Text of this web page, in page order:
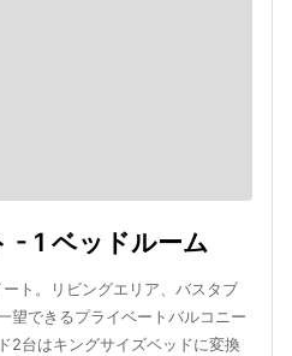
- 1 ベッドルーム
ト。リビングエリア、バスタブ
望できるプライベートバルコニー
2台はキングサイズベッドに変換